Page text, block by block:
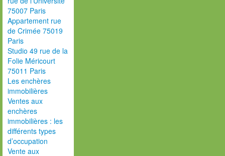
75007 Paris
Appartement rue
de Crimée 75019
Paris
Studio 49 rue de la
Folie Méricourt
75011 Paris
Les enchères
immobilières
Ventes aux
enchères
immobilières : les
différents types
d’occupation
Vente aux